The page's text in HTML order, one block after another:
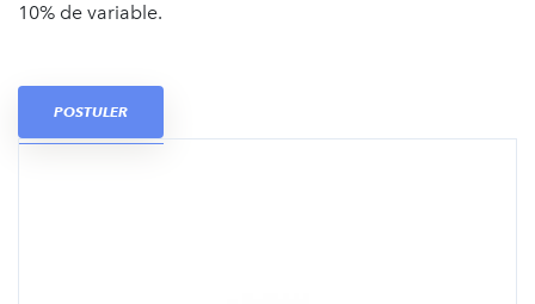
10% de variable.
POSTULER